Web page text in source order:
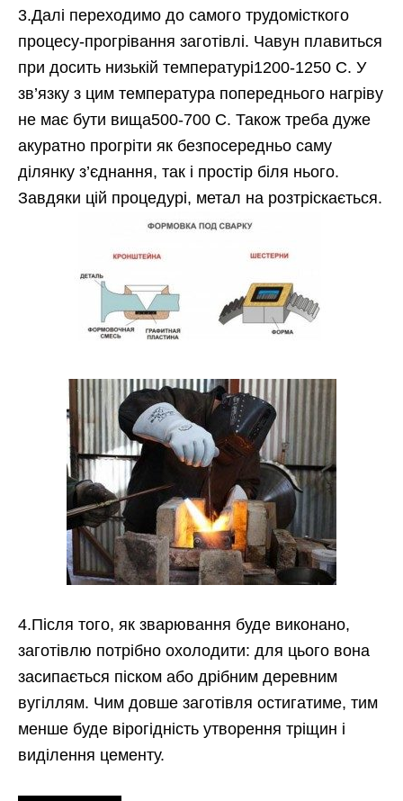
3.Далі переходимо до самого трудомісткого
процесу-прогрівання заготівлі. Чавун плавиться
при досить низькій температурі1200-1250 С. У
зв’язку з цим температура попереднього нагріву
не має бути вища500-700 С. Також треба дуже
акуратно прогріти як безпосередньо саму
ділянку з’єднання, так і простір біля нього.
Завдяки цій процедурі, метал на розтріскається.
4.Після того, як зварювання буде виконано,
заготівлю потрібно охолодити: для цього вона
засипається піском або дрібним деревним
вугіллям. Чим довше заготівля остигатиме, тим
менше буде вірогідність утворення тріщин і
виділення цементу.